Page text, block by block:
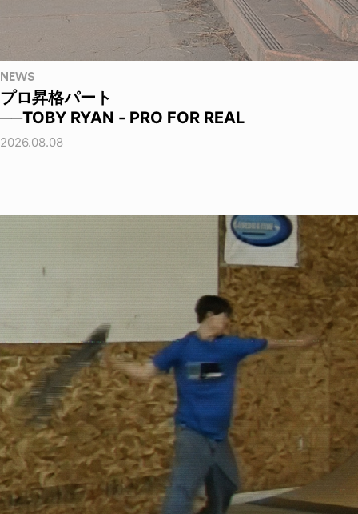
NEWS
プロ昇格パート
──TOBY RYAN - PRO FOR REAL
2026.08.08